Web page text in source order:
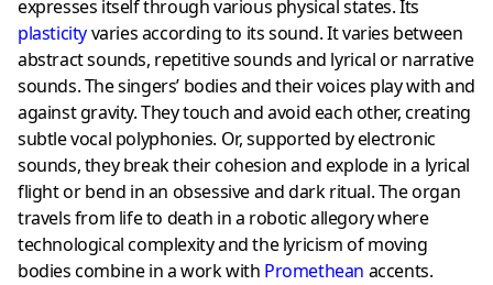
expresses itself through various physical states. Its
plasticityvaries according to its sound. It varies between
abstract sounds, repetitive sounds and lyrical or narrative
sounds. The singers’ bodies and their voices play with and
against gravity. They touch and avoid each other, creating
subtle vocal polyphonies. Or, supported by electronic
sounds, they break their cohesion and explode in a lyrical
flight or bend in an obsessive and dark ritual. The organ
travels from life to death in a robotic allegory where
technological complexity and the lyricism of moving
bodies combine in a work with Promethean accents.